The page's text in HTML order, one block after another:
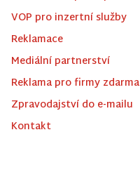
VOP pro inzertní služby
Reklamace
Mediální partnerství
Reklama pro firmy zdarma
Zpravodajství do e-mailu
Kontakt